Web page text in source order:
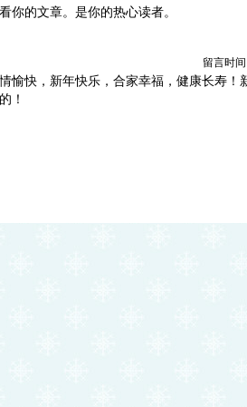
你的文章。是你的热心读者。
留言时间
愉快，新年快乐，合家幸福，健康长寿！
！